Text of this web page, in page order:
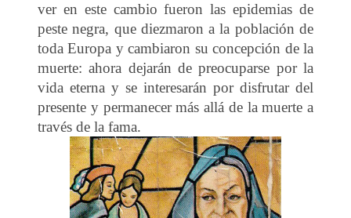
ver en este cambio fueron las epidemias de
peste negra, que diezmaron a la población de
toda Europa y cambiaron su concepción de la
muerte: ahora dejarán de preocuparse por la
vida eterna y se interesarán por disfrutar del
presente y permanecer más allá de la muerte a
través de la fama.